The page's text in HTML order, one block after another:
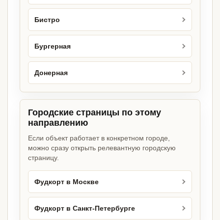
Бистро
Бургерная
Донерная
Городские страницы по этому
направлению
Если объект работает в конкретном городе,
можно сразу открыть релевантную городскую
страницу.
Фудкорт в Москве
Фудкорт в Санкт-Петербурге